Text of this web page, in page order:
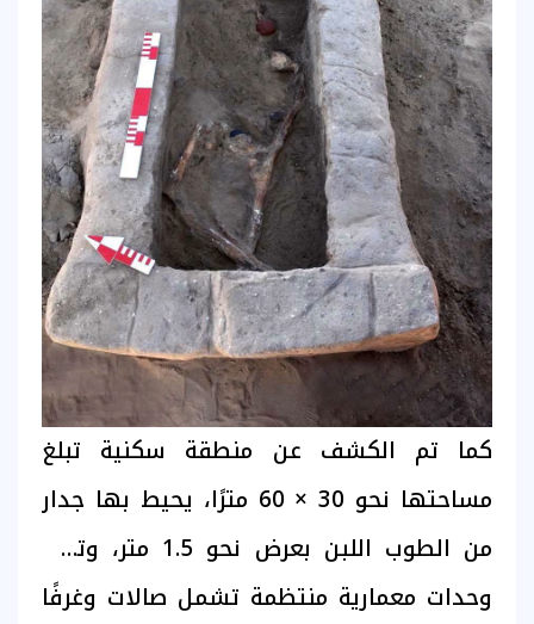
كما تم الكشف عن منطقة سكنية تبلغ
مساحتها نحو 30 × 60 مترًا، يحيط بها جدار
من الطوب اللبن بعرض نحو 1.5 متر، وتضم
وحدات معمارية منتظمة تشمل صالات وغرفًا